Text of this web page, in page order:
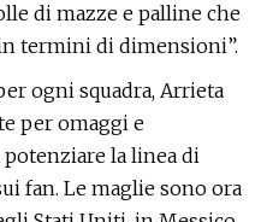
di mazze e palline che
termini di dimensioni”.
ogni squadra, Arrieta
per omaggi e
la linea di
fan. Le maglie sono ora